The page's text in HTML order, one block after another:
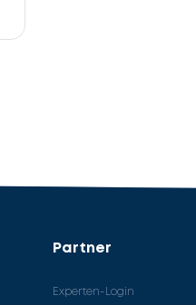
Partner
Experten-Login